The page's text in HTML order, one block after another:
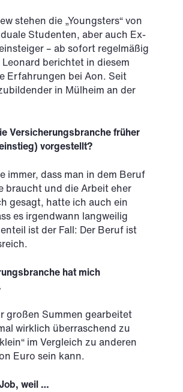
stehen die „Youngsters“ von
Studenten, aber auch Ex-
– ab sofort regelmäßig
berichtet in diesem
Erfahrungen bei Aon. Seit
in Mülheim an der
Versicherungsbranche früher
vorgestellt?
immer, dass man in dem Beruf
braucht und die Arbeit eher
gesagt, hatte ich auch ein
es irgendwann langweilig
ist der Fall: Der Beruf ist
hat mich
großen Summen gearbeitet
wirklich überraschend zu
im Vergleich zu anderen
Euro sein kann.
weil …